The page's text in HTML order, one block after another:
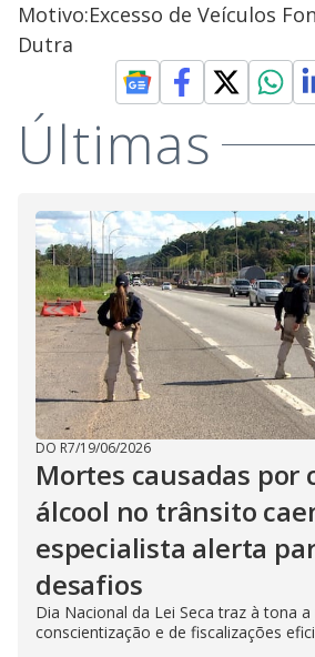
Motivo:Excesso de Veículos
Dutra
Últimas
DO R7/19/06/2026
Mortes causadas por
álcool no trânsito
especialista alerta
desafios
Dia Nacional da Lei Seca traz à tona
conscientização e de fiscalizações